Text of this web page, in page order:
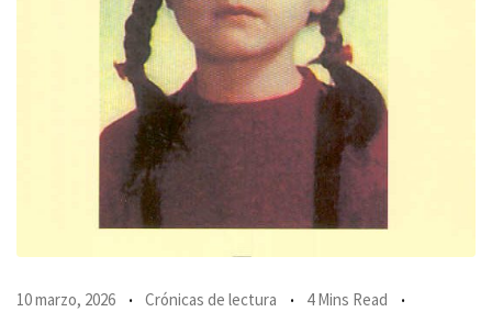
10 marzo, 2026 Crónicas de lectura
4 Mins Read